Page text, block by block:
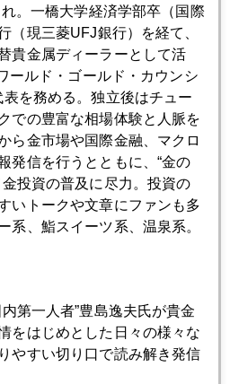
。一橋大学経済学部卒（国際
（現三菱UFJ銀行）を経て、
貴金属ディーラーとして活
ールド・ゴールド・カウンシ
を務める。独立後はチュー
での豊富な相場体験と人脈を
ら金市場や国際金融、マクロ
発信を行うとともに、“金の
投資の普及に尽力。投資の
いトークや文章にファンも多
系、鮨スイーツ系、温泉系。
第一人者”豊島逸夫氏が貴金
をはじめとした日々の様々な
やすい切り口で読み解き発信